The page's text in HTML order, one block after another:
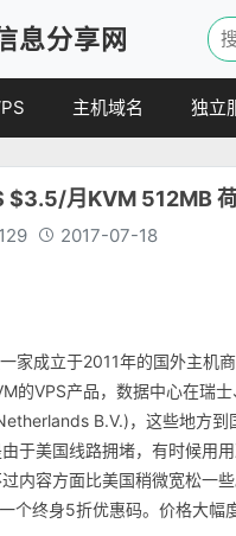
息分享网
VPS
评测
主机域名
虚拟主机
独立
$3.5/月KVM 512MB
2017-07-18
家成立于2011年的国外主机
的VPS产品，数据中心在瑞
B.V.)，这些地方到
于美国线路拥堵，有时候用
内容方面比美国稍微宽松一
个终身5折优惠码。价格大幅